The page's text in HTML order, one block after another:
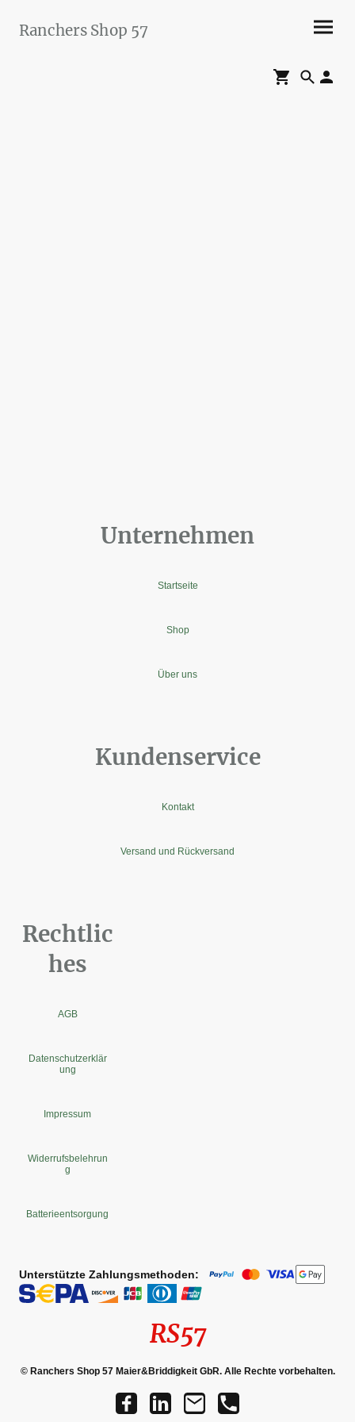
Ranchers Shop 57
Unternehmen
Startseite
Shop
Über uns
Kundenservice
Kontakt
Versand und Rückversand
Rechtlic
hes
AGB
Datenschutzerklär
ung
Impressum
Widerrufsbelehrun
g
Batterieentsorgung
Unterstützte Zahlungsmethoden:
RS57
© Ranchers Shop 57 Maier&Briddigkeit GbR. Alle Rechte vorbehalten.